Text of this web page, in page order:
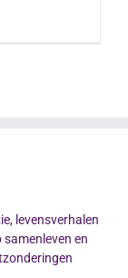
levensverhalen
samenleven en